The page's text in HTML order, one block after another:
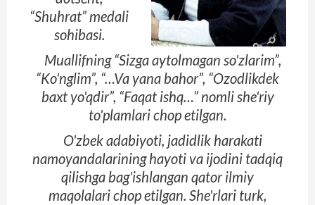
“Shuhrat” medali
sohibasi.
Muallifning “Sizga aytolmagan so'zlarim”,
“Ko'nglim”, “…Va yana bahor”, “Ozodlikdek
baxt yo'qdir”, “Faqat ishq…” nomli she'riy
to'plamlari chop etilgan.
O'zbek adabiyoti, jadidlik harakati
namoyandalarining hayoti va ijodini tadqiq
qilishga bag'ishlangan qator ilmiy
maqolalari chop etilgan. She'rlari turk,